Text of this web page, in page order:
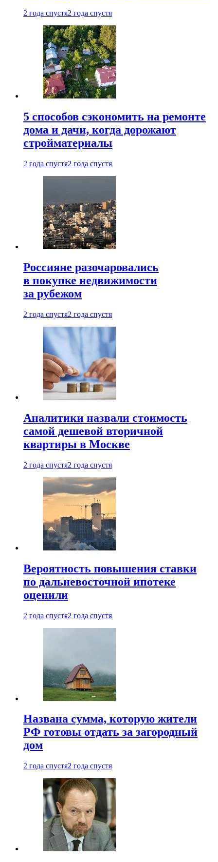
2 года спустя2 года спустя
5 способов сэкономить на ремонте
дома и дачи, когда дорожают
стройматериалы
2 года спустя2 года спустя
Россияне разочаровались
в покупке недвижимости
за рубежом
2 года спустя2 года спустя
Аналитики назвали стоимость
самой дешевой вторичной
квартиры в Москве
2 года спустя2 года спустя
Вероятность повышения ставки
по дальневосточной ипотеке
оценили
2 года спустя2 года спустя
Названа сумма, которую жители
РФ готовы отдать за загородный
дом
2 года спустя2 года спустя